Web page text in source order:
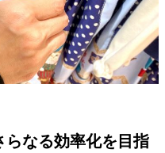
らなる効率化を目指